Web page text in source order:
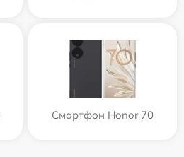
Смартфон Honor 70